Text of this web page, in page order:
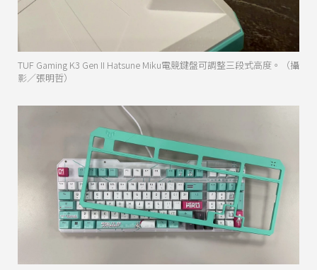
TUF Gaming K3 Gen II Hatsune Miku電競鍵盤可調整三段式高度。（攝
影／張明哲）